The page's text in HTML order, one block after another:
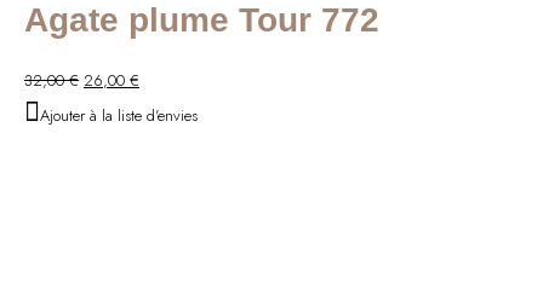
Agate plume Tour 772
32,00€ Le
initial
26,00 €
actuel
Ajouter à la liste d'envies